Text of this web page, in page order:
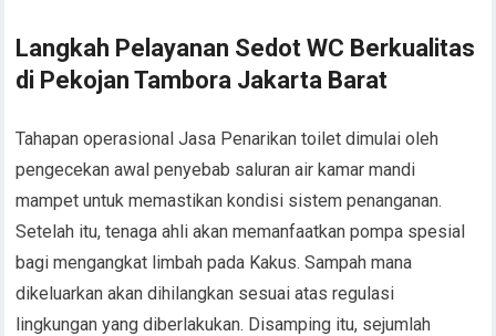
Langkah Pelayanan Sedot WC Berkualitas
di Pekojan Tambora Jakarta Barat
Tahapan operasional Jasa Penarikan toilet dimulai oleh
pengecekan awal penyebab saluran air kamar mandi
mampet untuk memastikan kondisi sistem penanganan.
Setelah itu, tenaga ahli akan memanfaatkan pompa spesial
bagi mengangkat limbah pada Kakus. Sampah mana
dikeluarkan akan dihilangkan sesuai atas regulasi
lingkungan yang diberlakukan. Disamping itu, sejumlah